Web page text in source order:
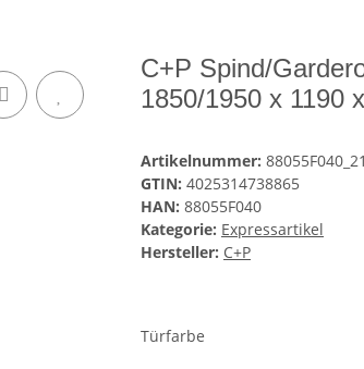
C+P Spind/
1850/1950 x 1190
Artikelnummer:
GTIN: 4025314738865
HAN: 88055F040
Kategorie: Expressartikel
Hersteller: C+P
Türfarbe